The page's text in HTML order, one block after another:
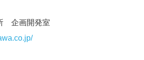
企画開発室